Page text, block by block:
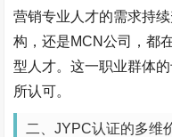
营销专业人才的需求持
构，还是MCN公司，都
型人才。这一职业群体
所认可。
二、JYPC认证的多维